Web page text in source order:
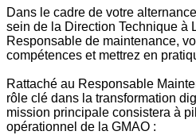
Dans le cadre de votre
sein de la Direction Technique à
Responsable de maintenance,
compétences et mettrez en
Rattaché au Responsable
rôle clé dans la transformation
mission principale consistera à
opérationnel de la GMAO :